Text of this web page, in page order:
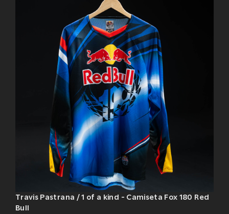
Travis Pastrana / 1 of a kind - Camiseta Fox 180 Red
Bull